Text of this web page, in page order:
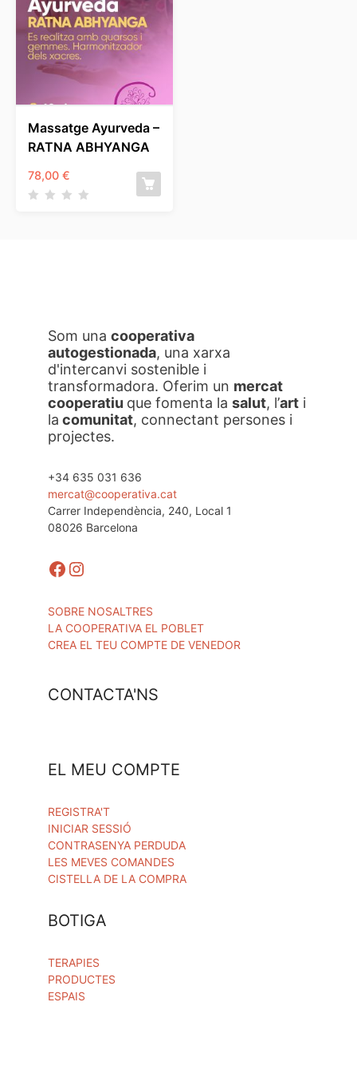
Massatge Ayurveda –
RATNA ABHYANGA
78,00 €
Som una cooperativa
autogestionada, una xarxa
d'intercanvi sostenible i
transformadora. Oferim un mercat
cooperatiu que fomenta la salut, l’art i
la comunitat, connectant persones i
projectes.
+34 635 031 636
mercat@cooperativa.cat
Carrer Independència, 240, Local 1
08026 Barcelona
Facebook
Instagram
SOBRE NOSALTRES
LA COOPERATIVA EL POBLET
CREA EL TEU COMPTE DE VENEDOR
CONTACTA'NS
EL MEU COMPTE
REGISTRA'T
INICIAR SESSIÓ
CONTRASENYA PERDUDA
LES MEVES COMANDES
CISTELLA DE LA COMPRA
BOTIGA
TERAPIES
PRODUCTES
ESPAIS